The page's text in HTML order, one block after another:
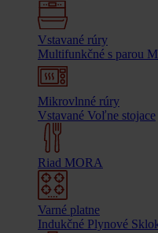
Vstavané rúry
Multifunkčné s parou
Mikrovlnné rúry
Vstavané Voľne stojace
Riad MORA
Varné platne
Indukčné Plynové